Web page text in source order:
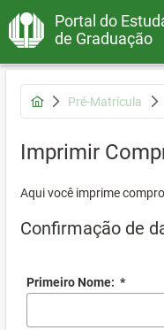
Portal do
de Graduação
Pré-Matrícula
Imprimir
Aqui você imprime
Confirmação de
Primeiro Nome: *